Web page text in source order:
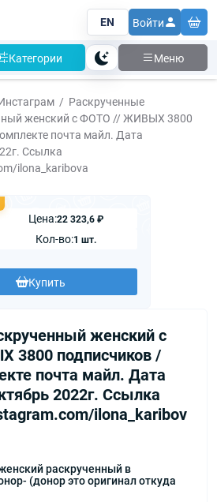
EN Войти
Категории Тема Меню
Раскрученные
женский с ФОТО // ЖИВЫХ 3800
почта майл. Дата
Ccылка
ilona_karibova
Цена:22 323,6 ₽
Кол-во:1 шт.
Купить
женский с
подписчиков /
почта майл. Дата
2022г. Ccылка
ilona_karibov
раскрученный в
(донор это оригинал откуда